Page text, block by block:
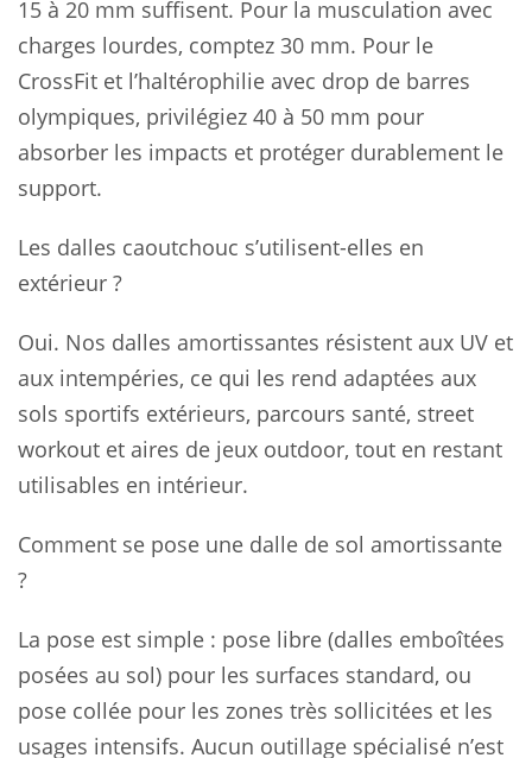
15 à 20 mm suffisent. Pour la musculation avec
charges lourdes, comptez 30 mm. Pour le
CrossFit et l’haltérophilie avec drop de barres
olympiques, privilégiez 40 à 50 mm pour
absorber les impacts et protéger durablement le
support.
Les dalles caoutchouc s’utilisent-elles en
extérieur ?
Oui. Nos dalles amortissantes résistent aux UV et
aux intempéries, ce qui les rend adaptées aux
sols sportifs extérieurs, parcours santé, street
workout et aires de jeux outdoor, tout en restant
utilisables en intérieur.
Comment se pose une dalle de sol amortissante
?
La pose est simple : pose libre (dalles emboîtées
posées au sol) pour les surfaces standard, ou
pose collée pour les zones très sollicitées et les
usages intensifs. Aucun outillage spécialisé n’est